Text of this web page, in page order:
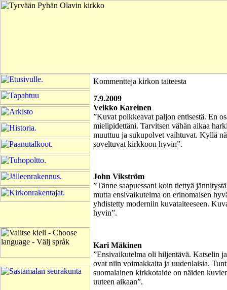
Kommentteja kirkon taiteesta
7.9.2009
Veikko Kareinen
”Kuvat poikkeavat paljon entisestä. En
mielipidettäni. Tarvitsen vähän aikaa
muuttuu ja sukupolvet vaihtuvat. Kyllä
soveltuvat kirkkoon hyvin”.
John Vikström
”Tänne saapuessani koin tiettyä
mutta ensivaikutelma on erinomaisen
yhdistetty moderniin kuvataiteeseen.
hyvin”.
Kari Mäkinen
”Ensivaikutelma oli hiljentävä. Katselin
ovat niin voimakkaita ja uudenlaisia.
suomalainen kirkkotaide on näiden
uuteen aikaan”.